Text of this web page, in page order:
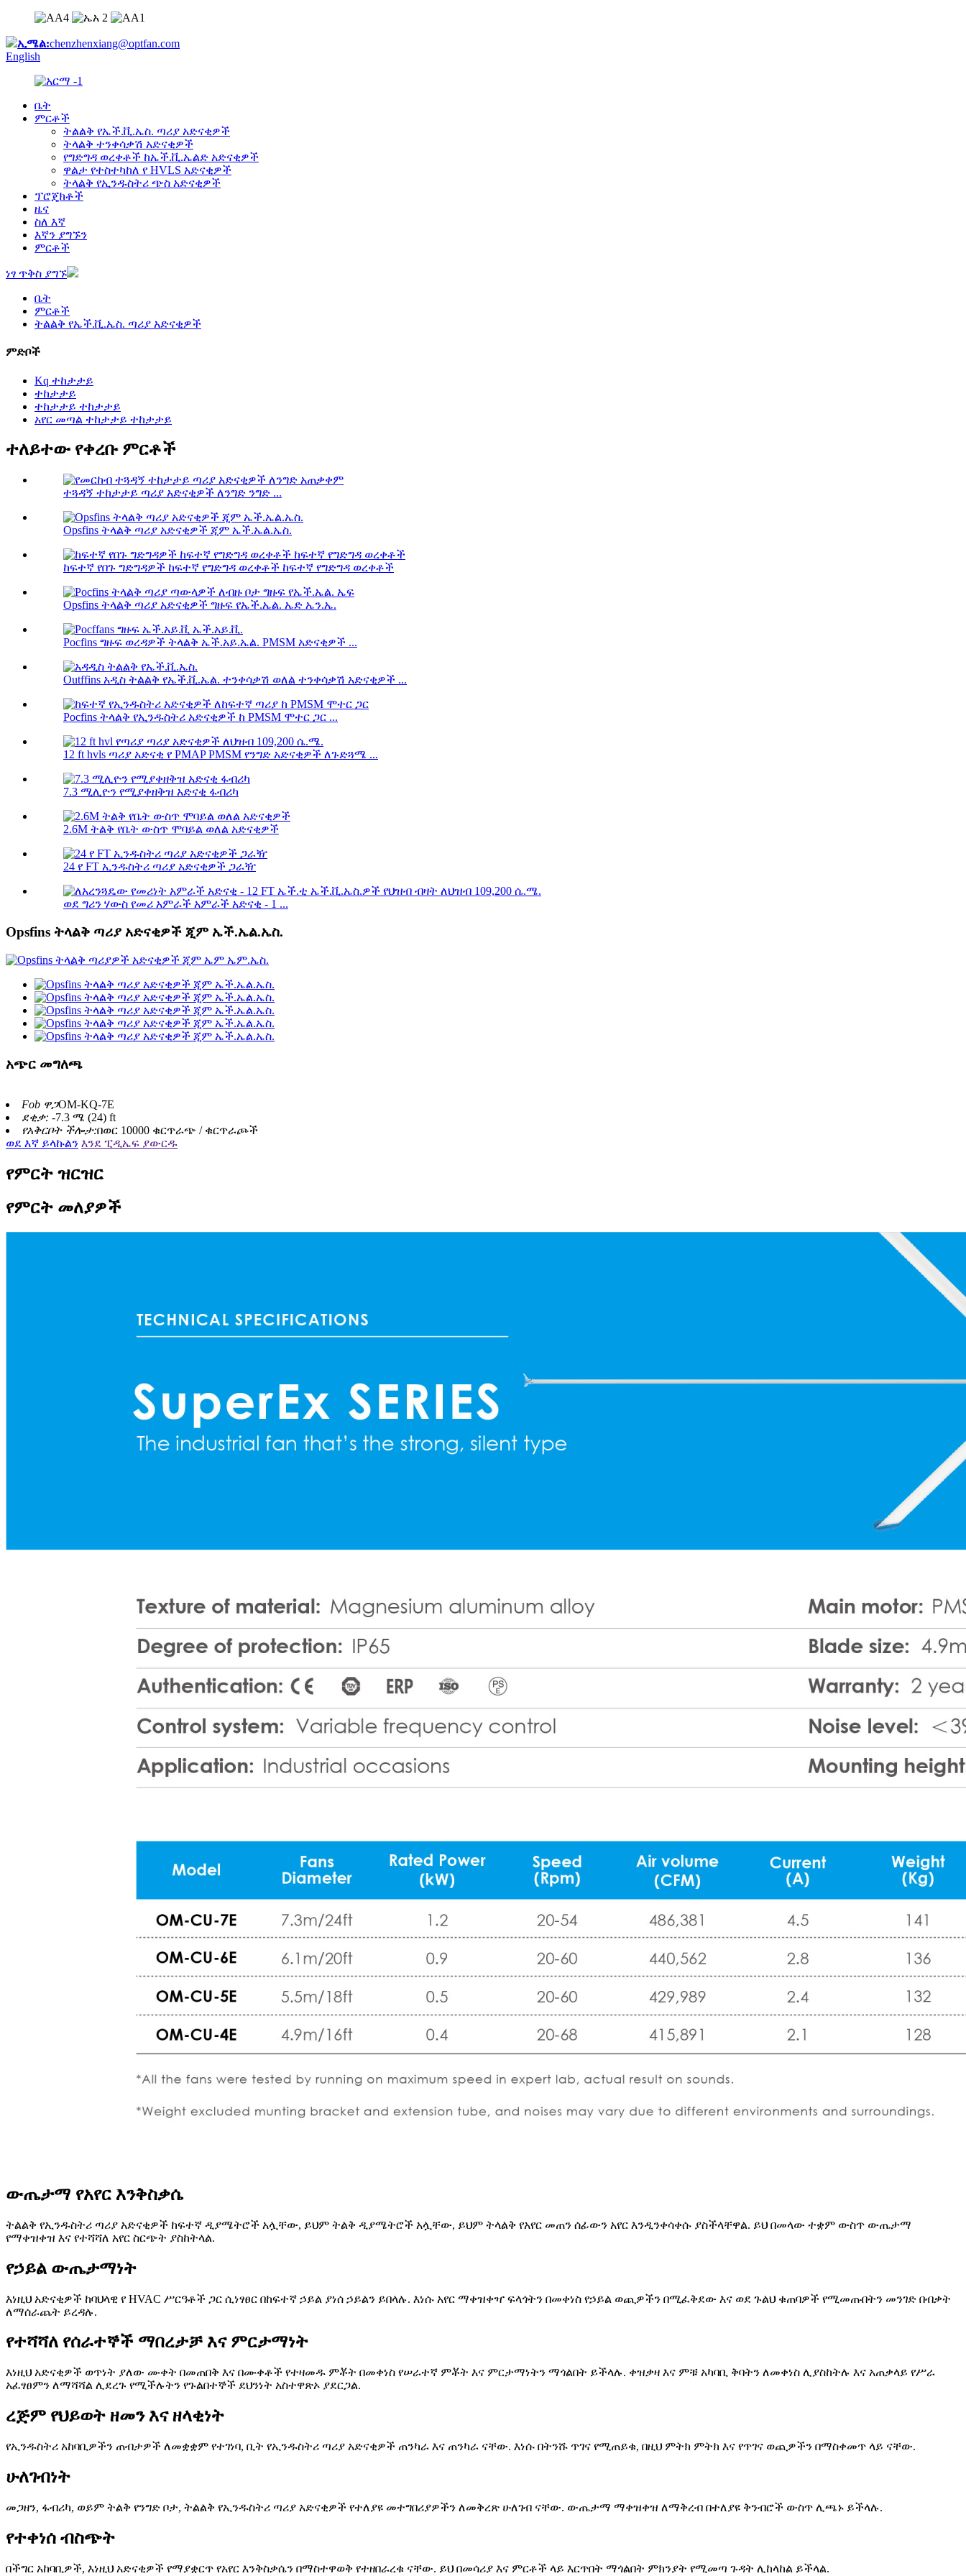
ኢሜል:chenzhenxiang@optfan.com
English
ቤት
ምርቶች
ትልልቅ የኤች.ቪ.ኤስ. ጣሪያ አድናቂዎች
ትላልቅ ተንቀሳቃሽ አድናቂዎች
የግድግዳ ወረቀቶች ከኤች.ቪ.ኤልድ አድናቂዎች
ዋልታ የተስተካከለ የ HVLS አድናቂዎች
ትላልቅ የኢንዱስትሪ ጭስ አድናቂዎች
ፕሮጄክቶች
ዜና
ስለ እኛ
እኛን ያግኙን
ምርቶች
ነፃ ጥቅስ ያግኙ
ቤት
ምርቶች
ትልልቅ የኤች.ቪ.ኤስ. ጣሪያ አድናቂዎች
ምድቦች
Kq ተከታታይ
ተከታታይ
ተከታታይ ተከታታይ
አየር መጣል ተከታታይ ተከታታይ
ተለይተው የቀረቡ ምርቶች
ተጓዳኝ ተከታታይ ጣሪያ አድናቂዎች ለንግድ ንግድ ...
Opsfins ትላልቅ ጣሪያ አድናቂዎች ጂም ኤች.ኤል.ኤስ.
ከፍተኛ የበጉ ግድግዳዎች ከፍተኛ የግድግዳ ወረቀቶች ከፍተኛ የግድግዳ ወረቀቶች
Opsfins ትላልቅ ጣሪያ አድናቂዎች ግዙፍ የኤች.ኤል. ኤድ ኤን.ኤ.
Pocfins ግዙፍ ወረዳዎች ትላልቅ ኤች.አይ.ኤል. PMSM አድናቂዎች ...
Outffins አዲስ ትልልቅ የኤች.ቪ.ኤል. ተንቀሳቃሽ ወለል ተንቀሳቃሽ አድናቂዎች ...
Pocfins ትላልቅ የኢንዱስትሪ አድናቂዎች ከ PMSM ሞተር ጋር ...
12 ft hvls ጣሪያ አድናቂ የ PMAP PMSM የንግድ አድናቂዎች ለጉድጓሜ ...
7.3 ሚሊዮን የሚያቀዘቅዝ አድናቂ ፋብሪካ
2.6M ትልቅ የቤት ውስጥ ሞባይል ወለል አድናቂዎች
24 የ FT ኢንዱስትሪ ጣሪያ አድናቂዎች ጋራዥ
ወደ ግሪን ሃውስ የመሪ አምራች አምራች አድናቂ - 1 ...
Opsfins ትላልቅ ጣሪያ አድናቂዎች ጂም ኤች.ኤል.ኤስ.
አጭር መግለጫ
Fob ዋጋOM-KQ-7E
ደቂቃ: -7.3 ሜ (24) ft
የአቅርቦት ችሎታ:በወር 10000 ቁርጥራጭ / ቁርጥራጮች
ወደ እኛ ይላኩልን እንደ ፒዲኤፍ ያውርዱ
የምርት ዝርዝር
የምርት መለያዎች
ውጤታማ የአየር እንቅስቃሴ
ትልልቅ የኢንዱስትሪ ጣሪያ አድናቂዎች ከፍተኛ ዲያሜትሮች አሏቸው, ይህም ትልቅ ዲያሜትሮች አሏቸው, ይህም ትላልቅ የአየር መጠን ሰፊውን አየር እንዲንቀሳቀሱ ያስችላቸዋል. ይህ በመላው ተቋም ውስጥ ውጤታማ
የማቀዝቀዝ እና የተሻሻለ አየር ስርጭት ያስከትላል.
የኃይል ውጤታማነት
እነዚህ አድናቂዎች ከባህላዊ የ HVAC ሥርዓቶች ጋር ሲነፃፀር በከፍተኛ ኃይል ያነሰ ኃይልን ይበላሉ. እነሱ አየር ማቀዝቀዣ ፍላጎትን በመቀነስ የኃይል ወጪዎችን በሚፈቅደው እና ወደ ጉልህ ቁጠባዎች የሚመጡበትን መንገድ በብቃት
ለማሰራጨት ይረዳሉ.
የተሻሻለ የሰራተኞች ማበረታቻ እና ምርታማነት
እነዚህ አድናቂዎች ወጥነት ያለው ሙቀት በመጠበቅ እና በሙቀቶች የተዛመዱ ምቾት በመቀነስ የሠራተኛ ምቾት እና ምርታማነትን ማጎልበት ይችላሉ. ቀዝቃዛ እና ምቹ አካባቢ ቅባትን ለመቀነስ ሊያስከትሉ እና አጠቃላይ የሥራ
አፈፃፀምን ለማሻሻል ሊደረጉ የሚችሉትን የጉልበተኞች ደህንነት አስተዋጽኦ ያደርጋል.
ረጅም የህይወት ዘመን እና ዘላቂነት
የኢንዱስትሪ አከባቢዎችን ጠብታዎች ለመቋቋም የተገነባ, ቢት የኢንዱስትሪ ጣሪያ አድናቂዎች ጠንካራ እና ጠንካራ ናቸው. እነሱ በትንሹ ጥገና የሚጠይቁ, በዚህ ምትክ ምትክ እና የጥገና ወጪዎችን በማስቀመጥ ላይ ናቸው.
ሁለገብነት
መጋዘን, ፋብሪካ, ወይም ትልቅ የንግድ ቦታ, ትልልቅ የኢንዱስትሪ ጣሪያ አድናቂዎች የተለያዩ መተግበሪያዎችን ለመቅረጽ ሁለገብ ናቸው. ውጤታማ ማቀዝቀዝ ለማቅረብ በተለያዩ ቅንብሮች ውስጥ ሊጫኑ ይችላሉ.
የተቀነሰ ብስጭት
በችግር አከባቢዎች, እነዚህ አድናቂዎች የማያቋርጥ የአየር እንቅስቃሴን በማስተዋወቅ የተዘበራረቁ ናቸው. ይህ በመሳሪያ እና ምርቶች ላይ እርጥበት ማጎልበት ምክንያት የሚመጣ ጉዳት ሊከላከል ይችላል.